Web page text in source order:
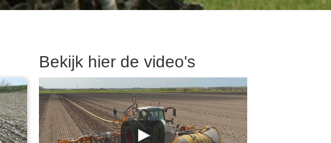
Bekijk hier de video's